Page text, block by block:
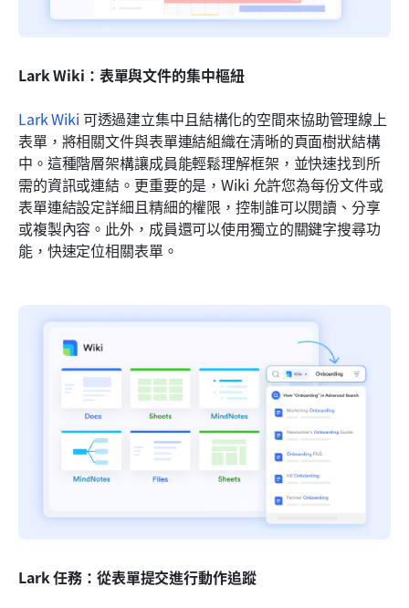
Lark Wiki：表單與文件的集中樞紐
Lark Wiki 可透過建立集中且結構化的空間來協助管理線上
表單，將相關文件與表單連結組織在清晰的頁面樹狀結構
中。這種階層架構讓成員能輕鬆理解框架，並快速找到所
需的資訊或連結。更重要的是，Wiki 允許您為每份文件或
表單連結設定詳細且精細的權限，控制誰可以閱讀、分享
或複製內容。此外，成員還可以使用獨立的關鍵字搜尋功
能，快速定位相關表單。
Lark 任務：從表單提交進行動作追蹤